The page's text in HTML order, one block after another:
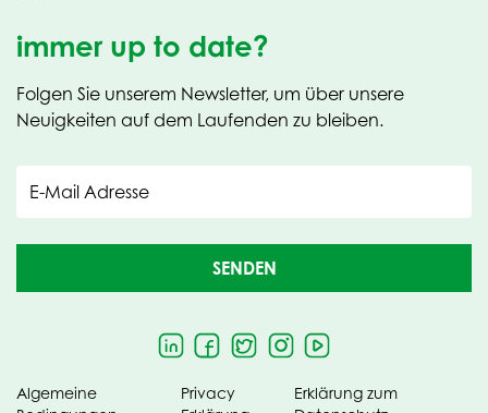
immer up to date?
Folgen Sie unserem Newsletter, um über unsere
Neuigkeiten auf dem Laufenden zu bleiben.
E-Mail Adresse
SENDEN
Algemeine
Privacy
Erklärung zum